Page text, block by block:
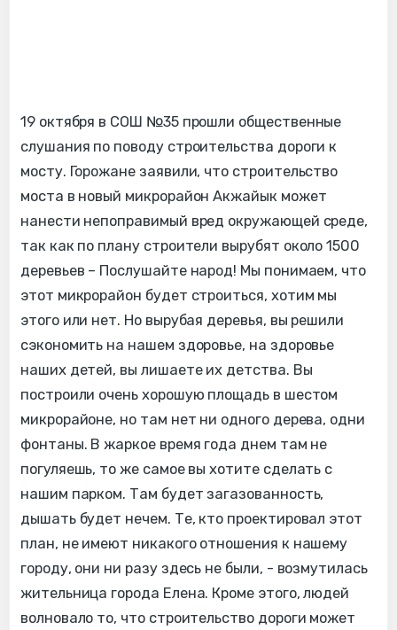
19 октября в СОШ №35 прошли общественные
слушания по поводу строительства дороги к
мосту. Горожане заявили, что строительство
моста в новый микрорайон Акжайык может
нанести непоправимый вред окружающей среде,
так как по плану строители вырубят около 1500
деревьев – Послушайте народ! Мы понимаем, что
этот микрорайон будет строиться, хотим мы
этого или нет. Но вырубая деревья, вы решили
сэкономить на нашем здоровье, на здоровье
наших детей, вы лишаете их детства. Вы
построили очень хорошую площадь в шестом
микрорайоне, но там нет ни одного дерева, одни
фонтаны. В жаркое время года днем там не
погуляешь, то же самое вы хотите сделать с
нашим парком. Там будет загазованность,
дышать будет нечем. Те, кто проектировал этот
план, не имеют никакого отношения к нашему
городу, они ни разу здесь не были, - возмутилась
жительница города Елена. Кроме этого, людей
волновало то, что строительство дороги может